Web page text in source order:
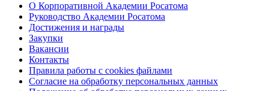
О Корпоративной Академии Росатома
Руководство Академии Росатома
Достижения и награды
Закупки
Вакансии
Контакты
Правила работы с cookies файлами
Согласие на обработку персональных данных